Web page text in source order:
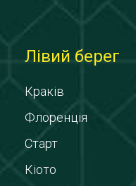
Лівий берег
Краків
Флоренція
Старт
Кіото